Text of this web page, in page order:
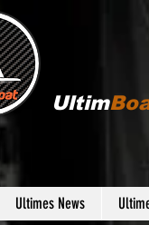
Ultim
Ultimes News